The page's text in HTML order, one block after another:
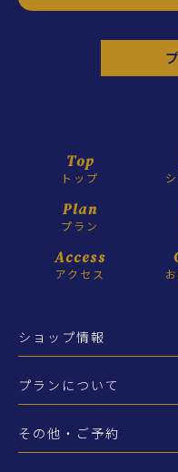
Top
トップ
Plan
プラン
Access
アクセス
ショップ情報
プランについて
その他・ご予約